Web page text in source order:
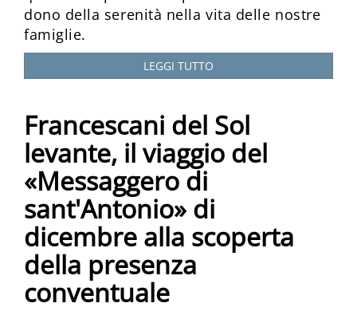
dono della serenità nella vita delle nostre
famiglie.
LEGGI TUTTO
Francescani del Sol
levante, il viaggio del
«Messaggero di
sant'Antonio» di
dicembre alla scoperta
della presenza
conventuale